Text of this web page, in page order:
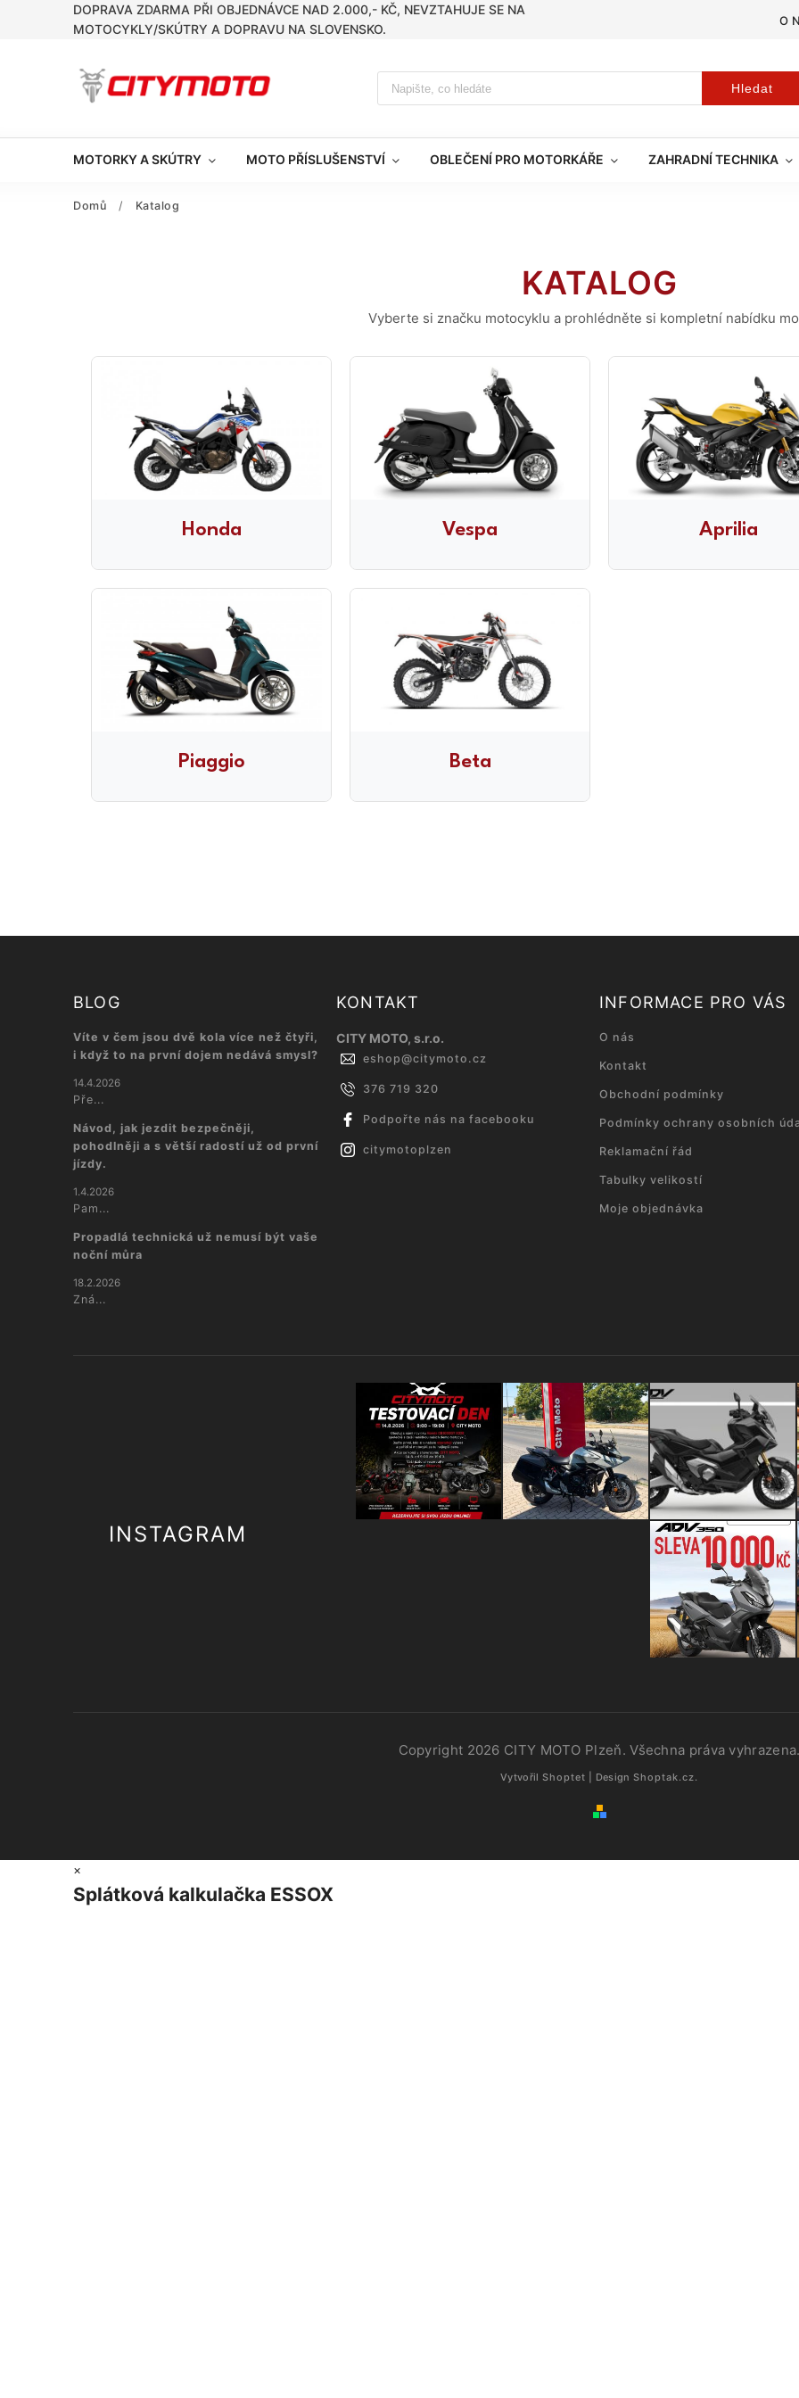
DOPRAVA ZDARMA PŘI OBJEDNÁVCE NAD 2.000,- KČ, NEVZTAHUJE SE NA
MOTOCYKLY/SKÚTRY A DOPRAVU NA SLOVENSKO.
O
Hledat
MOTORKY A SKÚTRY MOTO PŘÍSLUŠENSTVÍ OBLEČENÍ PRO MOTORKÁŘE ZAHRADNÍ TECHNIKA
Domů / Katalog
KATALOG
Vyberte si značku motocyklu a prohlédněte si kompletní nabídku
Honda Vespa Aprilia
Piaggio Beta
BLOG
Víte v čem jsou dvě kola více než čtyři,
i když to na první dojem nedává smysl?
14.4.2026
Pře...
Návod, jak jezdit bezpečněji,
pohodlněji a s větší radostí už od první
jízdy.
1.4.2026
Pam...
Propadlá technická už nemusí být vaše
noční můra
18.2.2026
Zná...
KONTAKT
CITY MOTO, s.r.o.
eshop@citymoto.cz
376 719 320
Podpořte nás na facebooku
citymotoplzen
INFORMACE PRO VÁS
O nás
Kontakt
Obchodní podmínky
Podmínky ochrany osobních
Reklamační řád
Tabulky velikostí
Moje objednávka
INSTAGRAM
Copyright 2026 CITY MOTO Plzeň. Všechna práva
Vytvořil Shoptet | Design Shoptak.cz.
×
Splátková kalkulačka ESSOX